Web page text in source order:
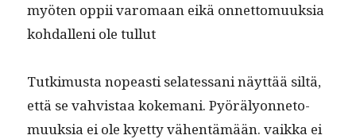
myöten oppii varo­maan eikä onnet­to­muuk­sia
kohdal­leni ole tullut
Tutkimus­ta nopeasti selates­sani näyt­tää siltä,
että se vahvis­taa koke­mani. Pyörä­ly­on­neto­
muuk­sia ei ole kyet­ty vähen­tämään. vaik­ka ei